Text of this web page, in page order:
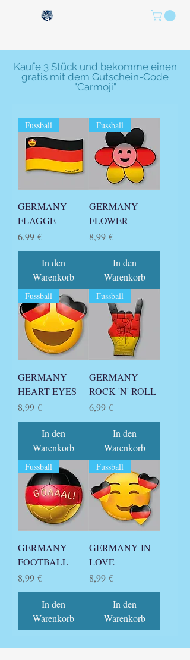
Kaufe 3 Stück und bekomme einen
gratis mit dem Gutschein-Code
"Carmoji"
Fussball
GERMANY
FLAGGE
Preis
6,99 €
In den
Warenkorb
Fussball
GERMANY
FLOWER
Preis
8,99 €
In den
Warenkorb
Fussball
GERMANY
HEART EYES
Preis
8,99 €
In den
Warenkorb
Fussball
GERMANY
ROCK 'N' ROLL
Preis
6,99 €
In den
Warenkorb
Fussball
GERMANY
FOOTBALL
Preis
8,99 €
In den
Warenkorb
Fussball
GERMANY IN
LOVE
Preis
8,99 €
In den
Warenkorb